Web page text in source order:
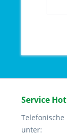
Service
unter: